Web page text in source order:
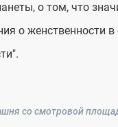
о том, что
о женственности
со смотровой